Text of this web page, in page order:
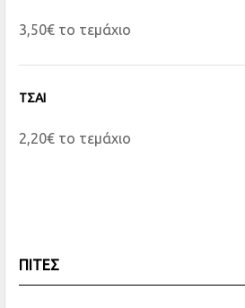
3,50€ το τεμάχιο
ΤΣΑΙ
2,20€ το τεμάχιο
ΠΙΤΕΣ